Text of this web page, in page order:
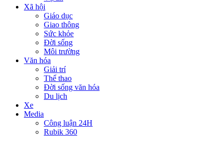
Xã hội
Giáo dục
Giao thông
Sức khỏe
Đời sống
Môi trường
Văn hóa
Giải trí
Thể thao
Đời sống văn hóa
Du lịch
Xe
Media
Công luận 24H
Rubik 360